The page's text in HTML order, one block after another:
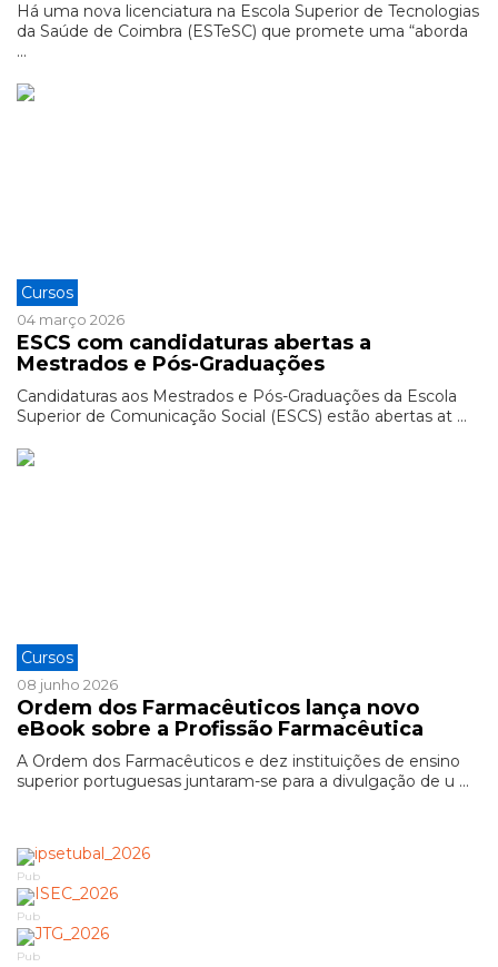
Há uma nova licenciatura na Escola Superior de Tecnologias
da Saúde de Coimbra (ESTeSC) que promete uma “aborda
...
Cursos
04 março 2026
ESCS com candidaturas abertas a
Mestrados e Pós-Graduações
Candidaturas aos Mestrados e Pós-Graduações da Escola
Superior de Comunicação Social (ESCS) estão abertas at ...
Cursos
08 junho 2026
Ordem dos Farmacêuticos lança novo
eBook sobre a Profissão Farmacêutica
A Ordem dos Farmacêuticos e dez instituições de ensino
superior portuguesas juntaram-se para a divulgação de u ...
Pub
Pub
Pub